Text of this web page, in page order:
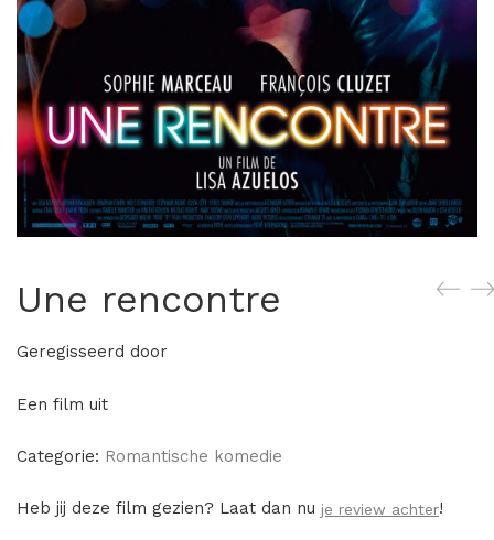
Une rencontre
Geregisseerd door
Een film uit
Categorie: Romantische komedie
Heb jij deze film gezien? Laat dan nu je review achter!